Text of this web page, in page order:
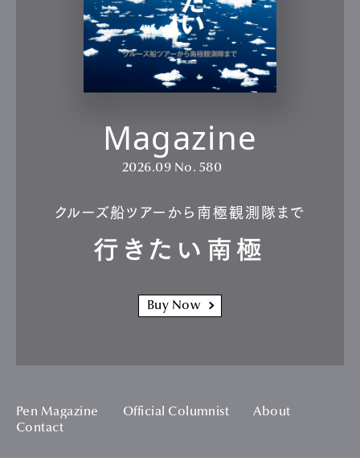
Magazine
2026.09 No. 580
クルーズ船ツアーから南極観測隊まで
行きたい南極
Buy Now
Pen Magazine Official Columnist
About
Contact